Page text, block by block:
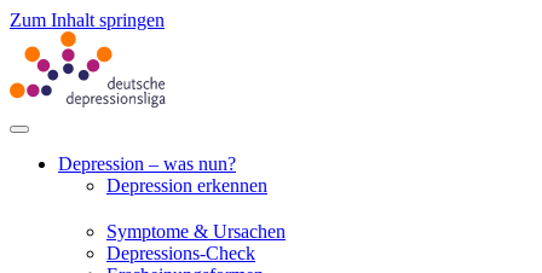
Zum Inhalt springen
Depression – was nun?
Depression erkennen
Symptome & Ursachen
Depressions-Check